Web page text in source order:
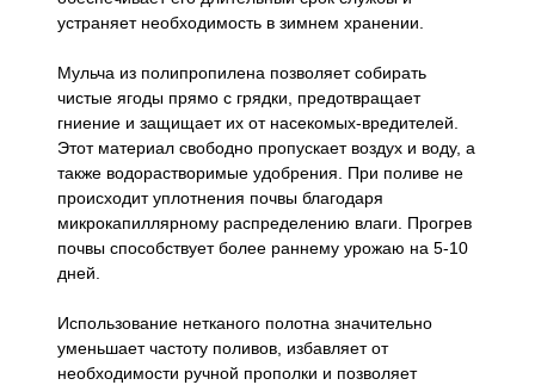
устраняет необходимость в зимнем хранении.
Мульча из полипропилена позволяет собирать
чистые ягоды прямо с грядки, предотвращает
гниение и защищает их от насекомых-вредителей.
Этот материал свободно пропускает воздух и воду, а
также водорастворимые удобрения. При поливе не
происходит уплотнения почвы благодаря
микрокапиллярному распределению влаги. Прогрев
почвы способствует более раннему урожаю на 5-10
дней.
Использование нетканого полотна значительно
уменьшает частоту поливов, избавляет от
необходимости ручной прополки и позволяет